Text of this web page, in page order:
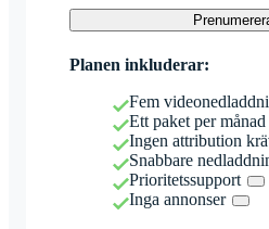
Planen inkluderar:
Fem
Ett paket per månad
Ingen attribution
Snabbare
Prioritetssupport
Inga annonser